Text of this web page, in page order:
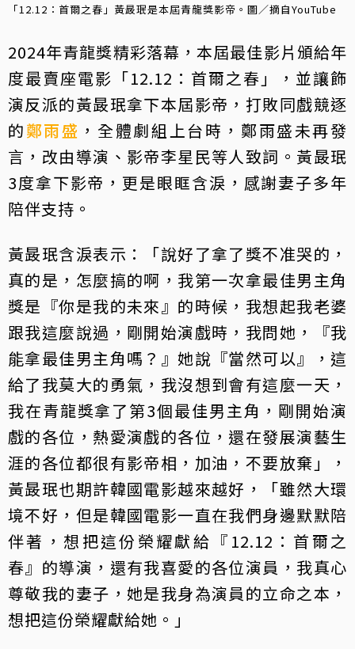
「12.12：首爾之春」黃晸珉是本屆青龍獎影帝。圖／摘自YouTube
2024年青龍獎精彩落幕，本屆最佳影片頒給年
度最賣座電影「12.12：首爾之春」，並讓飾
演反派的黃晸珉拿下本屆影帝，打敗同戲競逐
的鄭雨盛 ，全體劇組上台時，鄭雨盛未再發
言，改由導演、影帝李星民等人致詞。黃晸珉
3度拿下影帝，更是眼眶含淚，感謝妻子多年
陪伴支持。
黃晸珉含淚表示：「說好了拿了獎不准哭的，
真的是，怎麼搞的啊，我第一次拿最佳男主角
獎是『你是我的未來』的時候，我想起我老婆
跟我這麼說過，剛開始演戲時，我問她，『我
能拿最佳男主角嗎？』她說『當然可以』，這
給了我莫大的勇氣，我沒想到會有這麼一天，
我在青龍獎拿了第3個最佳男主角，剛開始演
戲的各位，熱愛演戲的各位，還在發展演藝生
涯的各位都很有影帝相，加油，不要放棄」，
黃晸珉也期許韓國電影越來越好，「雖然大環
境不好，但是韓國電影一直在我們身邊默默陪
伴著，想把這份榮耀獻給『12.12：首爾之
春』的導演，還有我喜愛的各位演員，我真心
尊敬我的妻子，她是我身為演員的立命之本，
想把這份榮耀獻給她。」